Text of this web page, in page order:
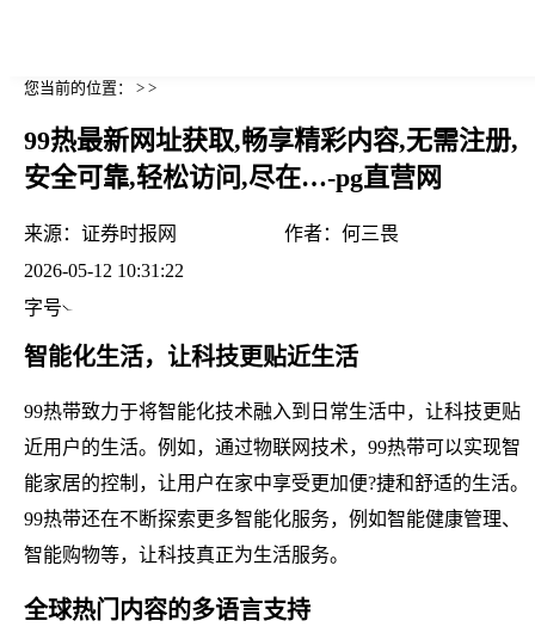
您当前的位置： > >
99热最新网址获取,畅享精彩内容,无需注册,
安全可靠,轻松访问,尽在…-pg直营网
来源： 证券时报网 作者： 何三畏
2026-05-12 10:31:22
字号
智能化生活，让科技更贴近生活
99热带致力于将智能化技术融入到日常生活中，让科技更贴
近用户的生活。例如，通过物联网技术，99热带可以实现智
能家居的控制，让用户在家中享受更加便?捷和舒适的生活。
99热带还在不断探索更多智能化服务，例如智能健康管理、
智能购物等，让科技真正为生活服务。
全球热门内容的多语言支持